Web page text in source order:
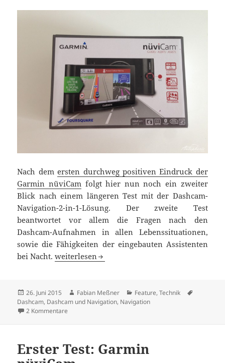
Nach demersten durchweg positiven Eindruck der
Garmin nüviCam folgt hier nun noch ein zweiter
Blick nach einem längeren Test mit der Dashcam-
Navigation-2-in-1-Lösung. Der zweite Test
beantwortet vor allem die Fragen nach den
Dashcam-Aufnahmen in allen Lebenssituationen,
sowie die Fähigkeiten der eingebauten Assistenten
bei Nacht.Zweiter Test der Garmin nüviCam
weiterlesen
Veröffentlicht
am
26. Juni 2015 Autor
Fabian Meßner Kategorien
Feature,Technik
Dashcam, Dashcam und Navigation, Navigation
2 Kommentare
Erster Test: Garmin